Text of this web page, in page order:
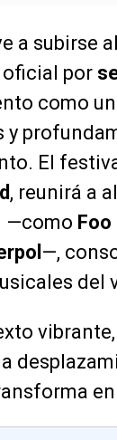
a subirse
por
como
y
El
, reunirá a
—como
—,
del
vibrante,